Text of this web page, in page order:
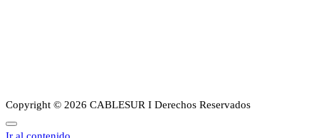
Copyright © 2026 CABLESUR I Derechos Reservados